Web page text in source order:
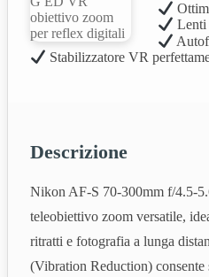
Lenti
Stabilizzatore VR
Descrizione
Nikon AF‑S 70‑300mm f/
teleobiettivo zoom versatile,
ritratti e fotografia a lunga
(Vibration Reduction) consente